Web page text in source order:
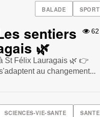
BALADE SPORT
62
sentiers
🌿
St Félix Lauragais 🌿 👉
au changement...
SCIENCES-VIE-SANTE SANTE